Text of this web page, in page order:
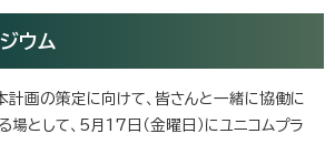
ウム
画の策定に向けて、皆さんと一緒に協働に
場として、5月17日（金曜日）にユニコムプラ